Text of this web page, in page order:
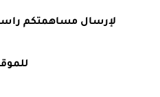
لإرسال مساهمتكم